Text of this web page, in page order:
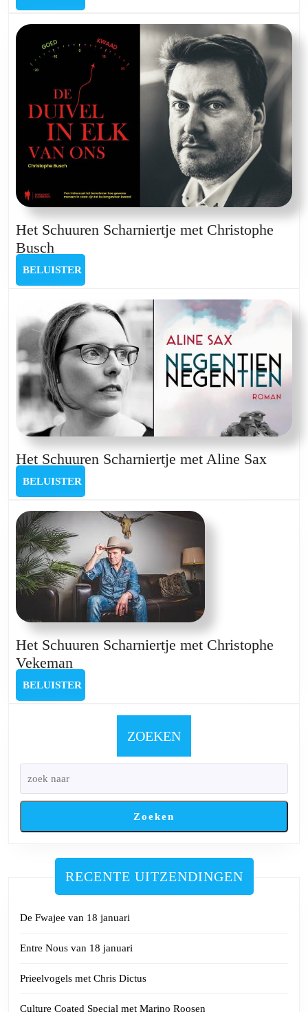
Scharniertje
met
Toon
Gabriëls
Het Schuuren Scharniertje met Christophe
Busch
Schuuren
Scharniertje
met
Christophe
Busch
BELUISTER
Het Schuuren Scharniertje met Aline SaxHet
BELUISTER
Het Schuuren Scharniertje met Christophe
Vekeman
Schuuren
Scharniertje
Christophe
BELUISTER
ZOEKEN
Zoeken
RECENTE UITZENDINGEN
De Fwajee van 18 januari
Entre Nous van 18 januari
Prieelvogels met Chris Dictus
Culture Coated Special met Marino Roosen